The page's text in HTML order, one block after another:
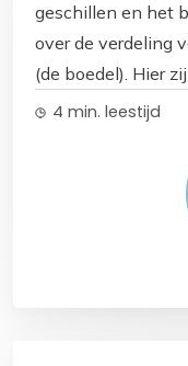
geschillen en het
over de verdeling
(de boedel). Hier
mediation vaak
1. Vermindering
op
conflicten te
gestructureerde
te lossen zonder
4 min. leestijd